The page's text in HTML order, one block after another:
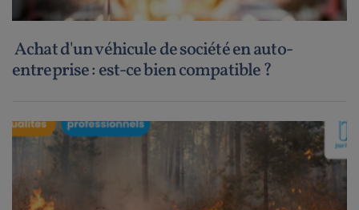
Achat d'un véhicule de société en auto-
entreprise : est-ce bien compatible ?